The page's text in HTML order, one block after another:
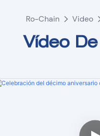
Ro-Chain Video
Vídeo